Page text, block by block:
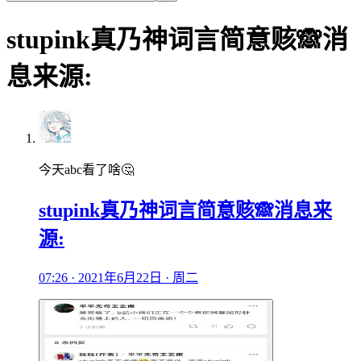
stupink真乃神词言简意赅🙈消
息来源:
今天abc看了啥🤔
stupink真乃神词言简意赅🙈消息来
源:
07:26 · 2021年6月22日 · 周二